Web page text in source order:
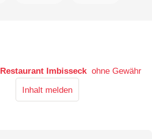
Restaurant Imbisseck ohne Gewähr
Inhalt melden